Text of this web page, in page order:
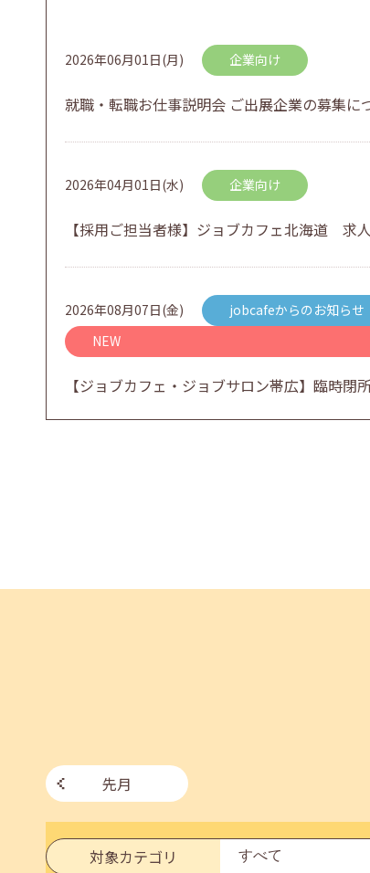
2026年06月01日(月) 企業向け
就職・転職お仕事説明会 ご出展企業の募集に
2026年04月01日(水) 企業向け
【採用ご担当者様】ジョブカフェ北海道 求
2026年08月07日(金)
jobcafeからのお知らせ
NEW
【ジョブカフェ・ジョブサロン帯広】臨時閉
2026年07月01日(水) 企業向け
企業様向けセミナー「現場を巻き込む！人
7月のセミナー情報を公開いたしました。
2026年06月03日(水) jobcafeからのお知らせ
先月
対象カテゴリ